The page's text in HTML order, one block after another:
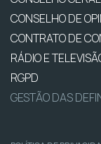
CONSELHO DE
CONTRATO DE
RÁDIO E
RGPD
GESTÃO DAS